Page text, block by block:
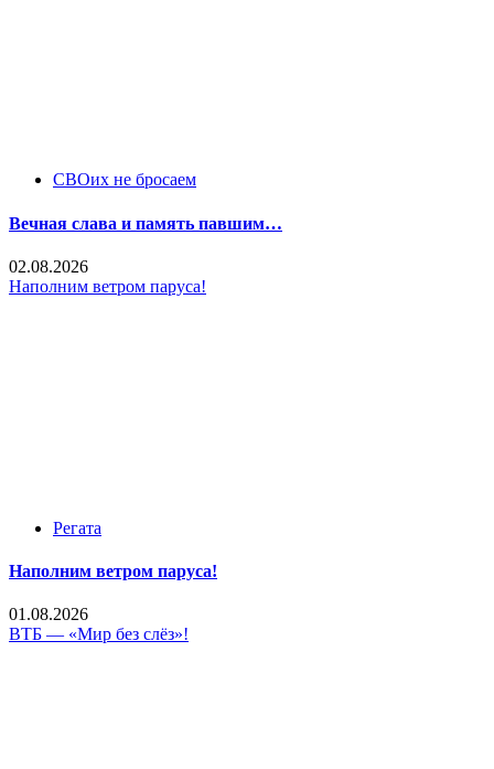
СВОих не бросаем
Вечная слава и память павшим…
02.08.2026
Наполним ветром паруса!
Регата
Наполним ветром паруса!
01.08.2026
ВТБ — «Мир без слёз»!